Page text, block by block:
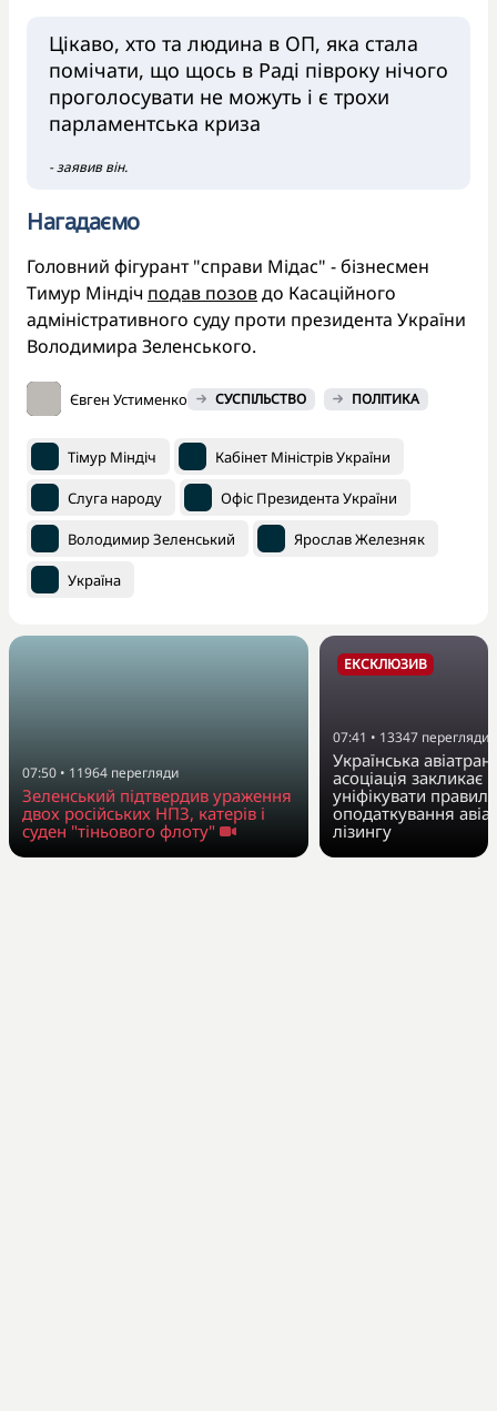
Цікаво, хто та людина в ОП, яка стала
помічати, що щось в Раді півроку нічого
проголосувати не можуть і є трохи
парламентська криза
- заявив він.
Нагадаємо
Головний фігурант "справи Мідас" - бізнесмен
Тимур Міндіч подав позовдо Касаційного
адміністративного суду проти президента України
Володимира Зеленського.
Євген Устименко СУСПІЛЬСТВО ПОЛІТИКА
Тімур Міндіч Кабінет Міністрів України
Слуга народу Офіс Президента України
Володимир Зеленський Ярослав Железняк
Україна
07:50 • 11964 перегляди
Зеленський підтвердив ураження
двох російських НПЗ, катерів і
суден "тіньового флоту"
ЕКСКЛЮЗИВ
07:41 • 13347 перегляди
Українська
асоціація закликає
уніфікувати правила
оподаткування
лізингу